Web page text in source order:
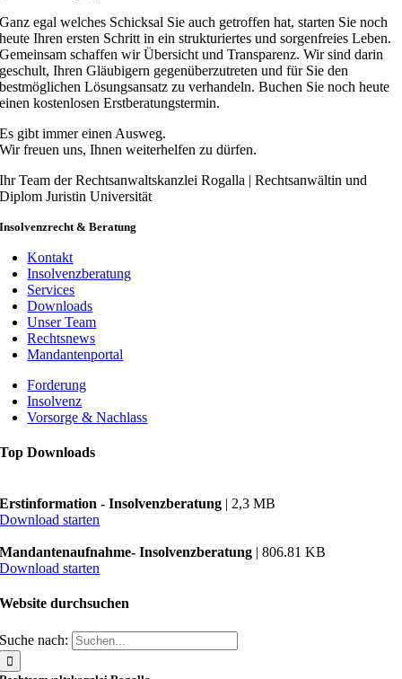
Ganz egal welches Schicksal Sie auch getroffen hat, starten Sie noch
heute Ihren ersten Schritt in ein strukturiertes und sorgenfreies Leben.
Gemeinsam schaffen wir Übersicht und Transparenz. Wir sind darin
geschult, Ihren Gläubigern gegenüberzutreten und für Sie den
bestmöglichen Lösungsansatz zu verhandeln. Buchen Sie noch heute
einen kostenlosen Erstberatungstermin.
Es gibt immer einen Ausweg.
Wir freuen uns, Ihnen weiterhelfen zu dürfen.
Ihr Team der Rechtsanwaltskanzlei Rogalla | Rechtsanwältin und
Diplom Juristin Universität
Insolvenzrecht & Beratung
Kontakt
Insolvenzberatung
Services
Downloads
Unser Team
Rechtsnews
Mandantenportal
Forderung
Insolvenz
Vorsorge & Nachlass
Top Downloads
Erstinformation - Insolvenzberatung | 2,3 MB
Download starten
Mandantenaufnahme- Insolvenzberatung | 806.81 KB
Download starten
Website durchsuchen
Suche nach: